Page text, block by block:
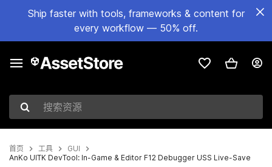
Ship faster with tools, frameworks & content for
every workflow — 50% off.
搜索资源
首页 工具
GUI
AnKo UITK DevTool: In-Game & Editor F12 Debugger USS Live-Save